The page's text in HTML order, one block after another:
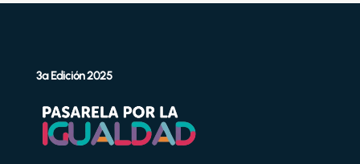
3ª Edición 2025